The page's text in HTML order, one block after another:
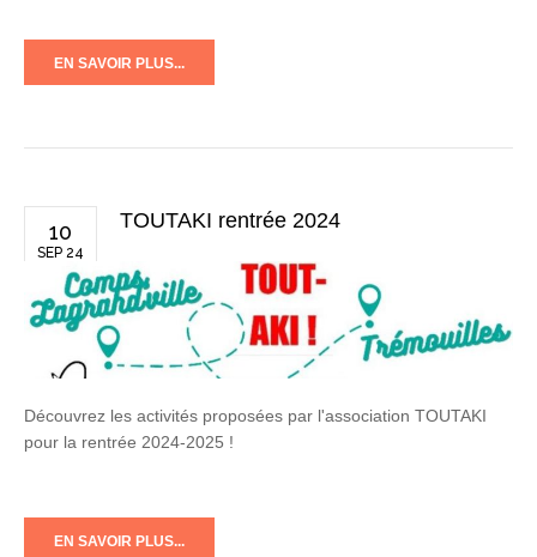
EN SAVOIR PLUS...
10
SEP 24
TOUTAKI rentrée 2024
Découvrez les activités proposées par l'association TOUTAKI
pour la rentrée 2024-2025 !
EN SAVOIR PLUS...